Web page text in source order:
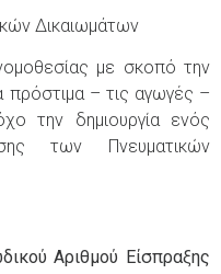
Δικαιωμάτων
με σκοπό την
– τις αγωγές –
την δημιουργία ενός
των Πνευματικών
Αριθμού Είσπραξης